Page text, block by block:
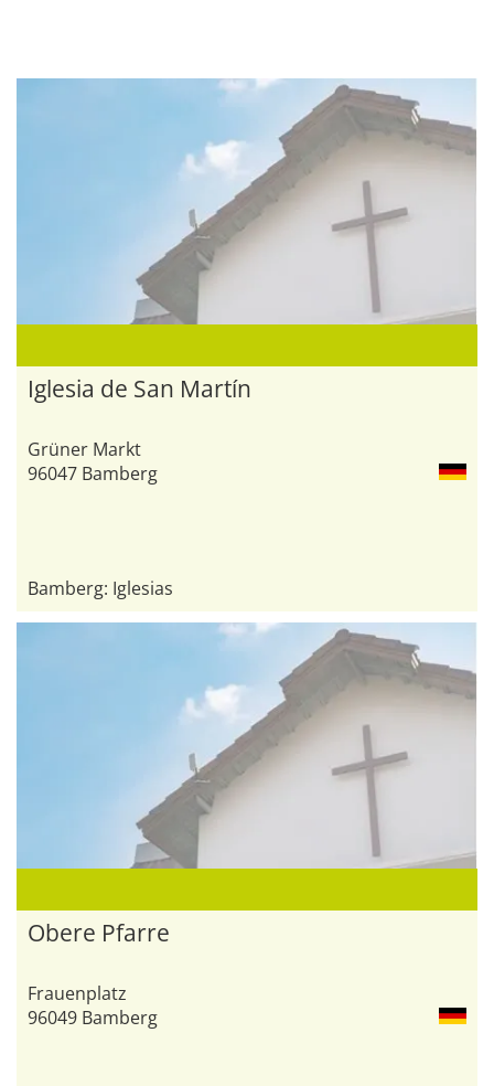
Iglesia de San Martín
Grüner Markt
96047 Bamberg
Bamberg: Iglesias
Obere Pfarre
Frauenplatz
96049 Bamberg